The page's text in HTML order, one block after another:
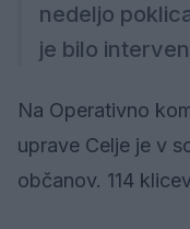
nedeljo
je bilo
Na Operativno
uprave Celje je v
občanov. 114